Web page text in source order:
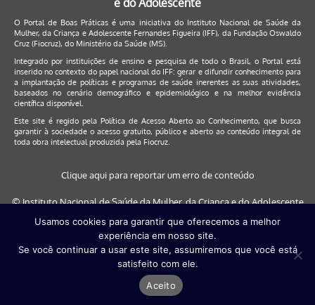
O Portal de Boas Práticas é uma iniciativa do Instituto Nacional de Saúde da
Mulher, da Criança e Adolescente Fernandes Figueira (IFF), da Fundação Oswaldo
Cruz (Fiocruz), do Ministério da Saúde (MS).
Integrado por instituições de ensino e pesquisa de todo o Brasil, o Portal está
inserido no contexto do papel nacional do IFF: gerar e difundir conhecimento para
a implantação de políticas e programas de saúde inerentes as suas atividades,
baseados no cenário demográfico e epidemiológico e na melhor evidência
científica disponível.
Este site é regido pela Política de Acesso Aberto ao Conhecimento, que busca
garantir à sociedade o acesso gratuito, público e aberto ao conteúdo integral de
toda obra intelectual produzida pela Fiocruz.
Clique aqui para reportar um erro de conteúdo
© Instituto Nacional de Saúde da Mulher, da Criança e do Adolescente
Este site será melhor visualizado nos navegadores: Google Chrome (a
partir da versão 30) | Internet Explorer (a partir da versão 9) | FireFox (
a partir da versão 29)
Desenvolvido porQuattri Design
Usamos cookies para garantir que oferecemos a melhor
experiência em nosso site.
Se você continuar a usar este site, assumiremos que você está
satisfeito com ele.
Aceito